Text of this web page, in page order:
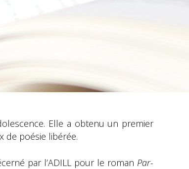
Elle a obtenu un premier
de poésie libérée.
par l’ADILL pour le roman Par-